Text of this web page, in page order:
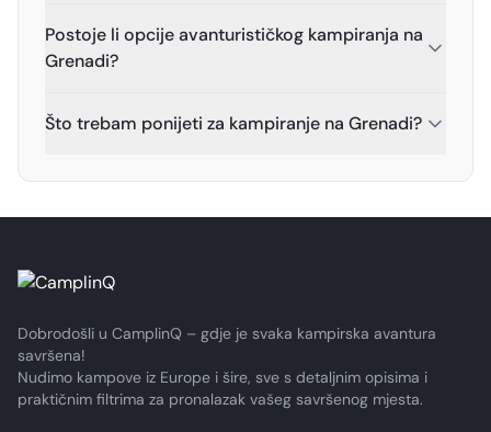
Postoje li opcije avanturističkog kampiranja na
Grenadi?
Što trebam ponijeti za kampiranje na Grenadi?
Dobrodošli u CamplinQ – gdje je svaka kampirska avantura
savršena!
Nudimo kampove iz Europe i šire, sve s detaljnim opisima i
praktičnim filtrima za pronalazak vašeg savršenog mjesta.